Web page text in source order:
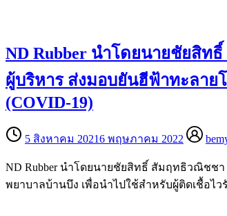
ND Rubber นำโดยนายชัยสิท
ผู้บริหาร ส่งมอบยันฮีฟ้าทะลาย
(COVID-19)
5 สิงหาคม 20216 พฤษภาคม 2022
ND Rubber นำโดยนายชัยสิทธิ์ สัมฤทธิวณิชช
พยาบาลบ้านบึง เพื่อนำไปใช้สำหรับผู้ติดเชื้อไ